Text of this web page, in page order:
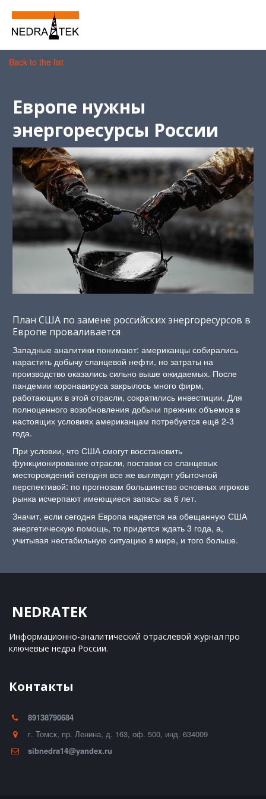
Back to the list
Европе нужны
энергоресурсы России
План США по замене российских энергоресурсов в
Европе проваливается
Западные аналитики понимают: американцы собирались
нарастить добычу сланцевой нефти, но затраты на
производство оказались сильно выше ожидаемых. После
пандемии коронавируса закрылось много фирм,
работающих в этой отрасли, сократились инвестиции. Для
полноценного возобновления добычи прежних объемов в
настоящих условиях американцам потребуется ещё 2-3
года.
При условии, что США смогут восстановить
функционирование отрасли, поставки со сланцевых
месторождений сегодня все же выглядят убыточной
перспективой: по прогнозам большинство основных игроков
рынка исчерпают имеющиеся запасы за 6 лет.
Значит, если сегодня Европа надеется на обещанную США
энергетическую помощь, то придется ждать 3 года, а,
учитывая нестабильную ситуацию в мире, и того больше.
NEDRATEK
Информационно-аналитический отраслевой журнал про
ключевые недра России.
Контакты
89138790684
г. Томск, пр. Ленина, д. 163, оф. 500, инд. 634009
sibnedra14@yandex.ru